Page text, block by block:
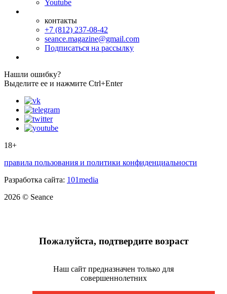
Youtube
контакты
+7 (812) 237-08-42
seance.magazine@gmail.com
Подписаться на рассылку
Нашли ошибку?
Выделите ее и нажмите Ctrl+Enter
18+
правила пользования и политики конфиденциальности
Разработка сайта: 101media
2026 © Seance
Пожалуйста, подтвердите возраст
Наш сайт предназначен только для
совершеннолетних